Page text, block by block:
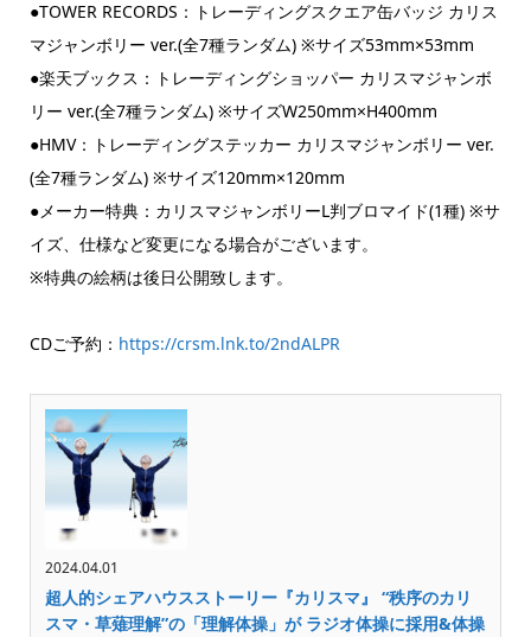
●TOWER RECORDS：トレーディングスクエア缶バッジ カリス
マジャンボリー ver.(全7種ランダム) ※サイズ53mm×53mm
●楽天ブックス：トレーディングショッパー カリスマジャンボ
リー ver.(全7種ランダム) ※サイズW250mm×H400mm
●HMV：トレーディングステッカー カリスマジャンボリー ver.
(全7種ランダム) ※サイズ120mm×120mm
●メーカー特典：カリスマジャンボリーL判ブロマイド(1種) ※サ
イズ、仕様など変更になる場合がございます。
※特典の絵柄は後日公開致します。
CDご予約： https://crsm.lnk.to/2ndALPR
2024.04.01
超人的シェアハウスストーリー『カリスマ』 “秩序のカリ
スマ・草薙理解”の「理解体操」が ラジオ体操に採用&体操